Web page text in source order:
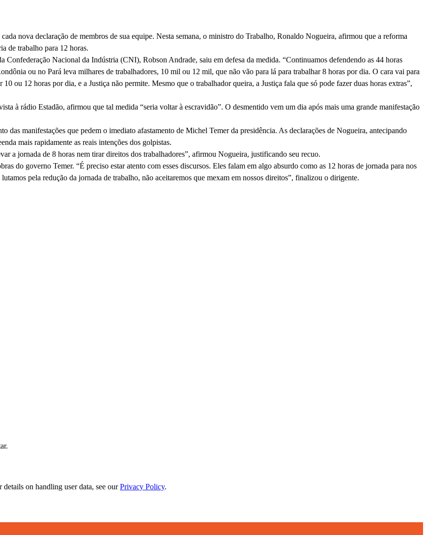
nova declaração de membros de sua equipe. Nesta semana, o ministro do Trabalho, Ronaldo Nogueira, afirmou que a reforma
de trabalho para 12 horas.
Confederação Nacional da Indústria (CNI), Robson Andrade, saiu em defesa da medida. “Continuamos defendendo as 44 horas
ou no Pará leva milhares de trabalhadores, 10 mil ou 12 mil, que não vão para lá para trabalhar 8 horas por dia. O cara vai para
ou 12 horas por dia, e a Justiça não permite. Mesmo que o trabalhador queira, a Justiça fala que só pode fazer duas horas extras”,
à rádio Estadão, afirmou que tal medida “seria voltar à escravidão”. O desmentido vem um dia após mais uma grande manifestação
das manifestações que pedem o imediato afastamento de Michel Temer da presidência. As declarações de Nogueira, antecipando
mais rapidamente as reais intenções dos golpistas.
a jornada de 8 horas nem tirar direitos dos trabalhadores”, afirmou Nogueira, justificando seu recuo.
do governo Temer. “É preciso estar atento com esses discursos. Eles falam em algo absurdo como as 12 horas de jornada para nos
pela redução da jornada de trabalho, não aceitaremos que mexam em nossos direitos”, finalizou o dirigente.
on handling user data, see ourPrivacy Policy.